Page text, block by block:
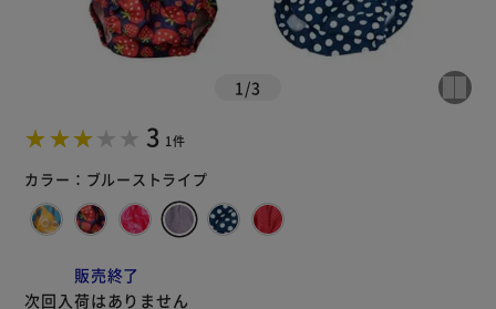
1 /3
3 1件
カラー： ブルーストライプ
販売終了
次回入荷はありません